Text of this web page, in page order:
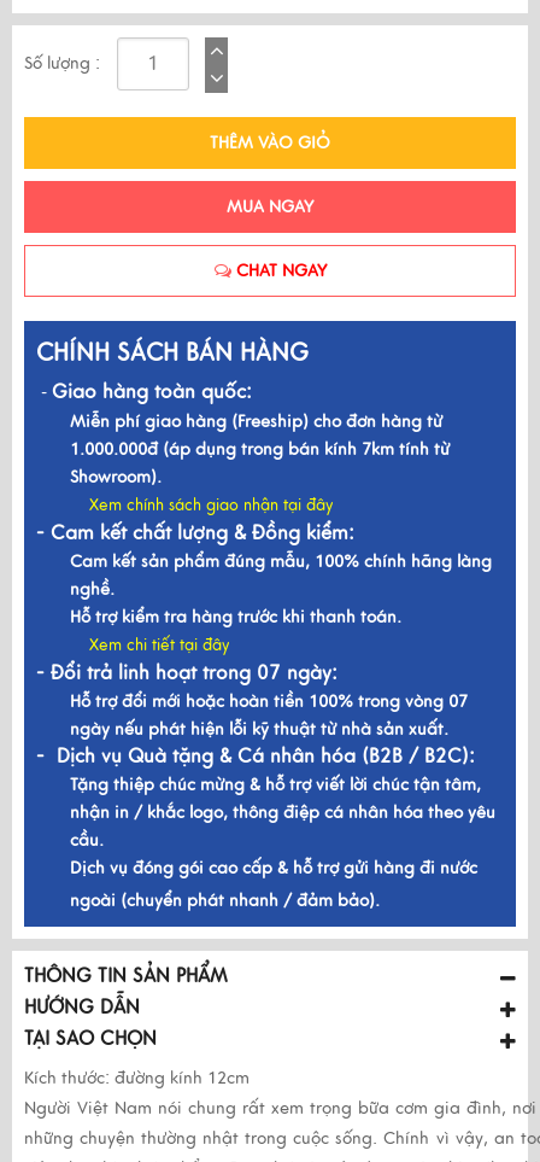
Số lượng :
THÊM VÀO GIỎ
MUA NGAY
CHAT NGAY
CHÍNH SÁCH BÁN HÀNG
- Giao hàng toàn quốc:
Miễn phí giao hàng (Freeship) cho đơn hàng từ
1.000.000đ (áp dụng trong bán kính 7km tính từ
Showroom).
Xem chính sách giao nhận tại đây
- Cam kết chất lượng & Đồng kiểm:
Cam kết sản phẩm đúng mẫu, 100% chính hãng làng
nghề.
Hỗ trợ kiểm tra hàng trước khi thanh toán.
Xem chi tiết tại đây
- Đổi trả linh hoạt trong 07 ngày:
Hỗ trợ đổi mới hoặc hoàn tiền 100% trong vòng 07
ngày nếu phát hiện lỗi kỹ thuật từ nhà sản xuất.
- Dịch vụ Quà tặng & Cá nhân hóa (B2B / B2C):
Tặng thiệp chúc mừng & hỗ trợ viết lời chúc tận tâm,
nhận in / khắc logo, thông điệp cá nhân hóa theo yêu
cầu.
Dịch vụ đóng gói cao cấp & hỗ trợ gửi hàng đi nước
ngoài (chuyển phát nhanh / đảm bảo).
THÔNG TIN SẢN PHẨM
HƯỚNG DẪN
TẠI SAO CHỌN
Kích thước: đường kính 12cm
Người Việt Nam nói chung rất xem trọng bữa cơm gia đình,
những chuyện thường nhật trong cuộc sống. Chính vì vậy, an